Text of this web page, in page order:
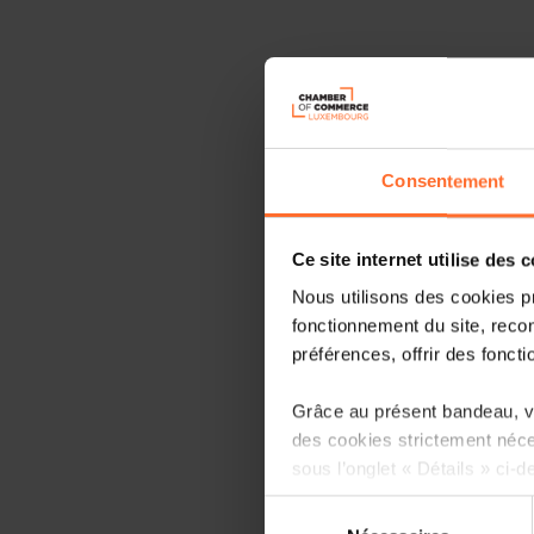
Consentement
Ce site internet utilise des
Nous utilisons des cookies
fonctionnement du site,
préférences, offrir des
Grâce au présent bandeau,
des cookies strictement
sous l’onglet « Détails » ci-
Il est précisé que la